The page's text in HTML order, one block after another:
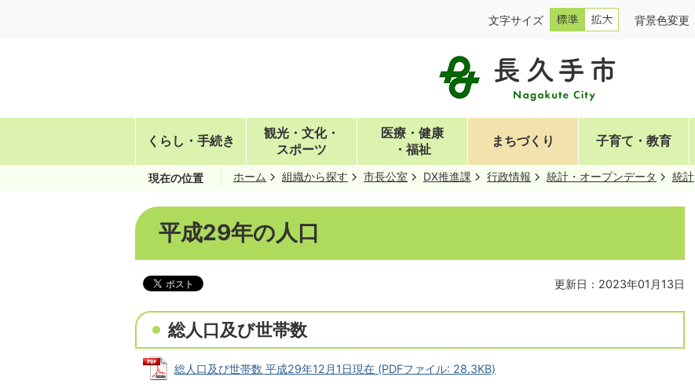
文字サイズ 背景色変更
くらし・手続き
観光・文化・
スポーツ
医療・健康
・福祉
まちづくり 子育て・教育
現在の位置 ホーム 組織から探す 市長公室 DX推進課 行政情報 統計・オープンデータ 統計
平成29年の人口
更新日：2023年01月13日
総人口及び世帯数
総人口及び世帯数 平成29年12月1日現在 (PDFファイル: 28.3KB)